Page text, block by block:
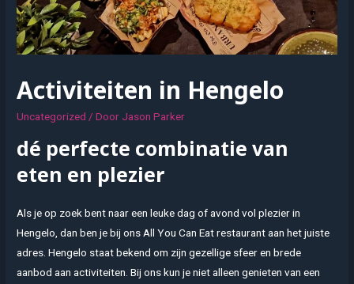
Activiteiten in Hengelo
Uncategorized / Door Jason Parker
dé perfecte combinatie van
eten en plezier
Als je op zoek bent naar een leuke dag of avond vol plezier in
Hengelo, dan ben je bij ons All You Can Eat restaurant aan het juiste
adres. Hengelo staat bekend om zijn gezellige sfeer en brede
aanbod aan activiteiten. Bij ons kun je niet alleen genieten van een